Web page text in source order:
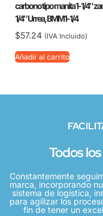
carbono tipo manita 1-1/4″
1/4″ Urrea, BMM1-1/4
$57.24 (IVA Incluido)
Añadir al carrito
Todos
Constantemente
marca, incorporando
sistema de logística,
para agilizar los
fin de tener un